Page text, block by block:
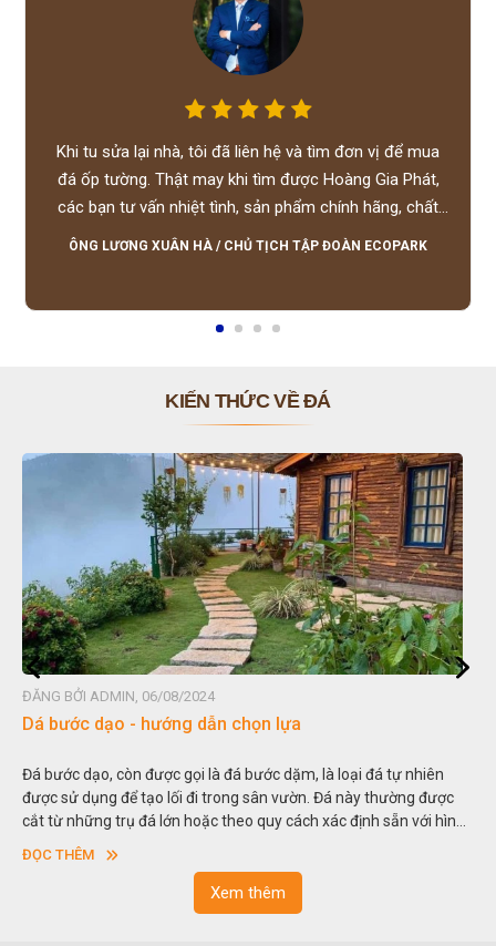
Khi tu sửa lại nhà, tôi đã liên hệ và tìm đơn vị để mua
đá ốp tường. Thật may khi tìm được Hoàng Gia Phát,
các bạn tư vấn nhiệt tình, sản phẩm chính hãng, chất
lượng tốt, giá hợp lý, hỗ trợ tận tình.
ÔNG LƯƠNG XUÂN HÀ / CHỦ TỊCH TẬP ĐOÀN ECOPARK
KIẾN THỨC VỀ ĐÁ
ĐĂNG BỞI ADMIN, 06/08/2024
Đá non bộ - cách lựa chọn non bộ đẹp
Hòn non bộ được biết đến là một nghệ thuật xây dựng, sắp đặt,
thu nhỏ, đưa mô hình những ngọn núi to lớn ngoài tự nhiên vào
trong các vườn cảnh. Hay nói một cách khác, người ta gọi là “giả
sơn”. Nghệ thuật hòn non bộ nhằm phục vụ cho mục đích thưởng
ngoạn và phong thủy trong cuộc sống.
ĐỌC THÊM
Xem thêm